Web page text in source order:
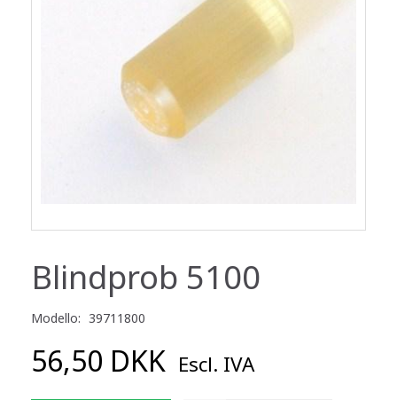
Blindprob 5100
Modello: 39711800
56,50 DKK Escl. IVA